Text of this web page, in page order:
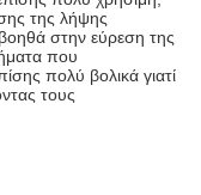
της λήψης
στην εύρεση της
που
πολύ βολικά γιατί
τους